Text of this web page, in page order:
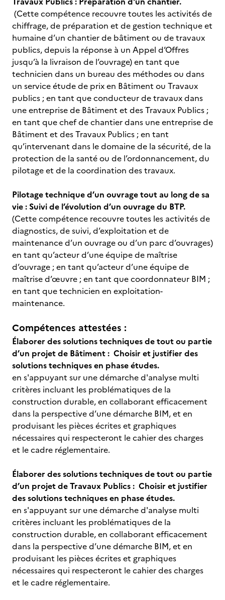
(Cette compétence recouvre toutes les activités de
chiffrage, de préparation et de gestion technique et
humaine d’un chantier de bâtiment ou de travaux
publics, depuis la réponse à un Appel d’Offres
jusqu’à la livraison de l’ouvrage) en tant que
technicien dans un bureau des méthodes ou dans
un service étude de prix en Bâtiment ou Travaux
publics ; en tant que conducteur de travaux dans
une entreprise de Bâtiment et des Travaux Publics ;
en tant que chef de chantier dans une entreprise de
Bâtiment et des Travaux Publics ; en tant
qu’intervenant dans le domaine de la sécurité, de la
protection de la santé ou de l’ordonnancement, du
pilotage et de la coordination des travaux.
Pilotage technique d’un ouvrage tout au long de sa
vie : Suivi de l’évolution d’un ouvrage du BTP.
(Cette compétence recouvre toutes les activités de
diagnostics, de suivi, d’exploitation et de
maintenance d’un ouvrage ou d’un parc d’ouvrages)
en tant qu’acteur d’une équipe de maîtrise
d’ouvrage ; en tant qu’acteur d’une équipe de
maîtrise d’œuvre ; en tant que coordonnateur BIM ;
en tant que technicien en exploitation-
maintenance.
Compétences attestées :
Élaborer des solutions techniques de tout ou partie
d’un projet de Bâtiment : Choisir et justifier des
solutions techniques en phase études.
en s'appuyant sur une démarche d'analyse multi
critères incluant les problématiques de la
construction durable, en collaborant efficacement
dans la perspective d’une démarche BIM, et en
produisant les pièces écrites et graphiques
nécessaires qui respecteront le cahier des charges
et le cadre réglementaire.
Élaborer des solutions techniques de tout ou partie
d’un projet de Travaux Publics : Choisir et justifier
des solutions techniques en phase études.
en s'appuyant sur une démarche d'analyse multi
critères incluant les problématiques de la
construction durable, en collaborant efficacement
dans la perspective d’une démarche BIM, et en
produisant les pièces écrites et graphiques
nécessaires qui respecteront le cahier des charges
et le cadre réglementaire.